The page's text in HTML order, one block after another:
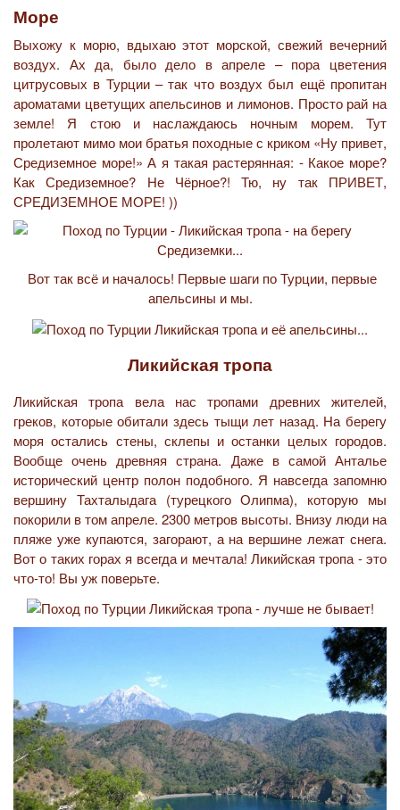
Море
Выхожу к морю, вдыхаю этот морской, свежий вечерний
воздух. Ах да, было дело в апреле – пора цветения
цитрусовых в Турции – так что воздух был ещё пропитан
ароматами цветущих апельсинов и лимонов. Просто рай на
земле! Я стою и наслаждаюсь ночным морем. Тут
пролетают мимо мои братья походные с криком «Ну привет,
Средиземное море!» А я такая растерянная: - Какое море?
Как Средиземное? Не Чёрное?! Тю, ну так ПРИВЕТ,
СРЕДИЗЕМНОЕ МОРЕ! ))
Вот так всё и началось! Первые шаги по Турции, первые
апельсины и мы.
Ликийская тропа
Ликийская тропа вела нас тропами древних жителей,
греков, которые обитали здесь тыщи лет назад. На берегу
моря остались стены, склепы и останки целых городов.
Вообще очень древняя страна. Даже в самой Анталье
исторический центр полон подобного. Я навсегда запомню
вершину Тахталыдага (турецкого Олипма), которую мы
покорили в том апреле. 2300 метров высоты. Внизу люди на
пляже уже купаются, загорают, а на вершине лежат снега.
Вот о таких горах я всегда и мечтала! Ликийская тропа - это
что-то! Вы уж поверьте.